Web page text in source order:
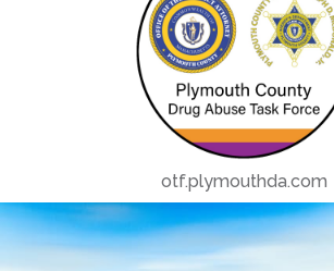
otf.plymouthda.com